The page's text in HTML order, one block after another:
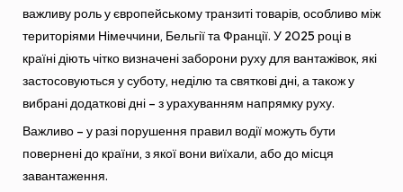
важливу роль у європейському транзиті товарів, особливо між
територіями Німеччини, Бельгії та Франції. У 2025 році в
країні діють чітко визначені заборони руху для вантажівок, які
застосовуються у суботу, неділю та святкові дні, а також у
вибрані додаткові дні – з урахуванням напрямку руху.
Важливо – у разі порушення правил водії можуть бути
повернені до країни, з якої вони виїхали, або до місця
завантаження.